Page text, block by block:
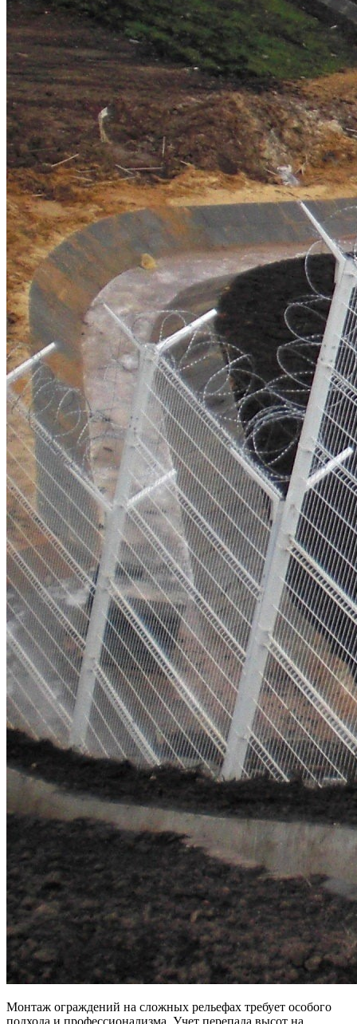
Монтаж ограждений на сложных рельефах требует особого
подхода и профессионализма. Учет перепада высот на